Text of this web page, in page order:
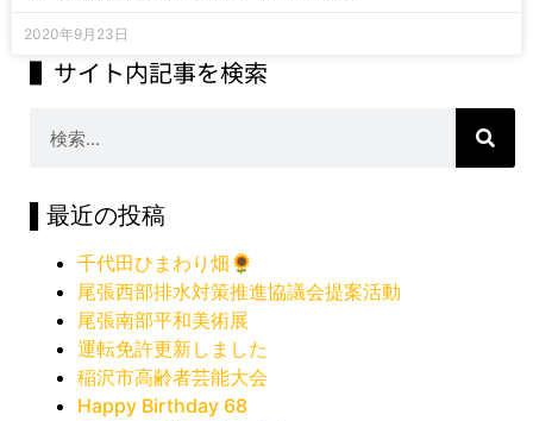
2020年9月23日
▌サイト内記事を検索
▌最近の投稿
千代田ひまわり畑🌻
尾張西部排水対策推進協議会提案活動
尾張南部平和美術展
運転免許更新しました
稲沢市高齢者芸能大会
Happy Birthday 68